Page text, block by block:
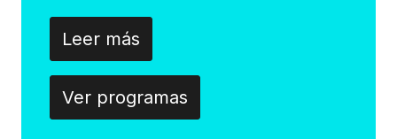
Leer más
Ver programas